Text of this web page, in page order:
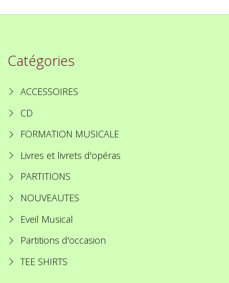
Catégories
ACCESSOIRES
CD
FORMATION MUSICALE
Livres et livrets d'opéras
PARTITIONS
NOUVEAUTES
Eveil Musical
Partitions d'occasion
TEE SHIRTS